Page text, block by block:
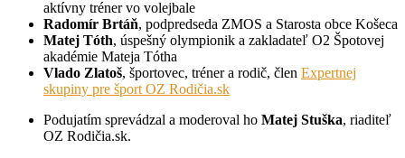
aktívny tréner vo volejbale
Radomír Brtáň, podpredseda ZMOS a Starosta obce Košeca
Matej Tóth, úspešný olympionik a zakladateľ O2 Špotovej
akadémie Mateja Tótha
Vlado Zlatoš, športovec, tréner a rodič, člen Expertnej
skupiny pre šport OZ Rodičia.sk
Podujatím sprevádzal a moderoval ho Matej Stuška, riaditeľ
OZ Rodičia.sk.